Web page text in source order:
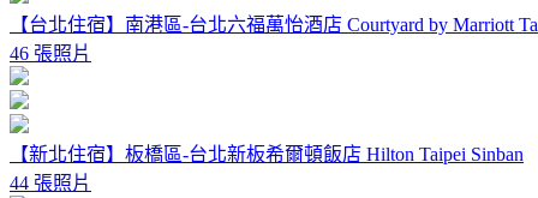
【台北住宿】南港區-台北六福萬怡酒店 Courtyard by Marriott
46 張照片
【新北住宿】板橋區-台北新板希爾頓飯店 Hilton Taipei Sinban
44 張照片